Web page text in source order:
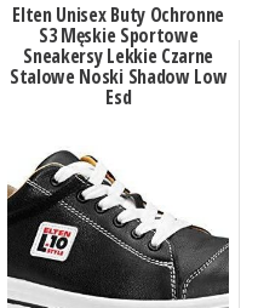
Elten Unisex Buty Ochronne
S3 Męskie Sportowe
Sneakersy Lekkie Czarne
Stalowe Noski Shadow Low
Esd